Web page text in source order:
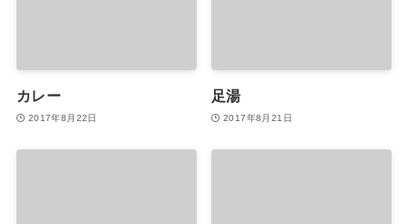
カレー
2017年8月22日
足湯
2017年8月21日